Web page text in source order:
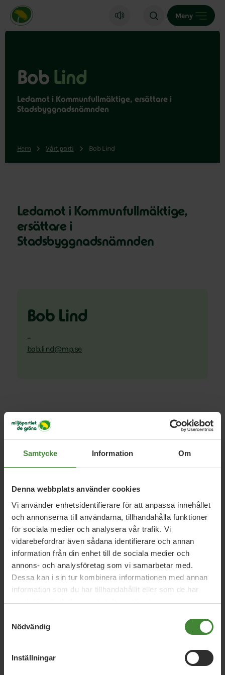
Samtycke Information Om
Denna webbplats använder cookies
Vi använder enhetsidentifierare för att anpassa innehållet
och annonserna till användarna, tillhandahålla funktioner
för sociala medier och analysera vår trafik. Vi
vidarebefordrar även sådana identifierare och annan
information från din enhet till de sociala medier och
annons- och analysföretag som vi samarbetar med.
Dessa kan i sin tur kombinera informationen med annan
information som du har tillhandahållit eller som de har
samlat in när du har använt deras tjänster.
Nödvändig
Inställningar
Miljöpartiet de gröna, startsida
Meny
Bob Lind
Ledamot i Kommunfullmäktige, ersättare i
Stadsbyggnadsnämnden
Hem Vårt parti Bob Lind
Ledamot i Kommunfullmäktige,
ersättare i
Stadsbyggnadsnämnden
Bob Lind
–
bob.lind@mp.se
Uppdrag medBob Lind
Kommunfullmäktige
Jönköping
Agneta Fransson Bob Lind
Malin Skreding Hallgren
Mats Weidman
Robin Hansson
Stadsbyggnadsnämnden
Bob Lind